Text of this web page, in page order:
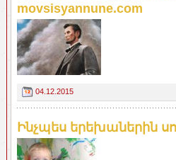
movsisyannune.com
04.12.2015
Ինչպես երեխաներին